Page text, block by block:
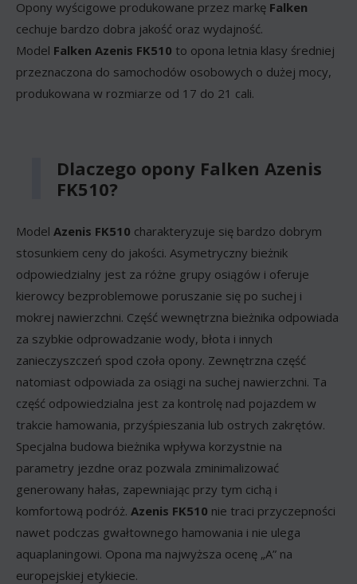
Opony wyścigowe produkowane przez markę Falken
cechuje bardzo dobra jakość oraz wydajność.
Model Falken Azenis FK510 to opona letnia klasy średniej
przeznaczona do samochodów osobowych o dużej mocy,
produkowana w rozmiarze od 17 do 21 cali.
Dlaczego opony Falken Azenis
FK510?
Model Azenis FK510 charakteryzuje się bardzo dobrym
stosunkiem ceny do jakości. Asymetryczny bieżnik
odpowiedzialny jest za różne grupy osiągów i oferuje
kierowcy bezproblemowe poruszanie się po suchej i
mokrej nawierzchni. Część wewnętrzna bieżnika odpowiada
za szybkie odprowadzanie wody, błota i innych
zanieczyszczeń spod czoła opony. Zewnętrzna część
natomiast odpowiada za osiągi na suchej nawierzchni. Ta
część odpowiedzialna jest za kontrolę nad pojazdem w
trakcie hamowania, przyśpieszania lub ostrych zakrętów.
Specjalna budowa bieżnika wpływa korzystnie na
parametry jezdne oraz pozwala zminimalizować
generowany hałas, zapewniając przy tym cichą i
komfortową podróż. Azenis FK510 nie traci przyczepności
nawet podczas gwałtownego hamowania i nie ulega
aquaplaningowi. Opona ma najwyższa ocenę „A” na
europejskiej etykiecie.